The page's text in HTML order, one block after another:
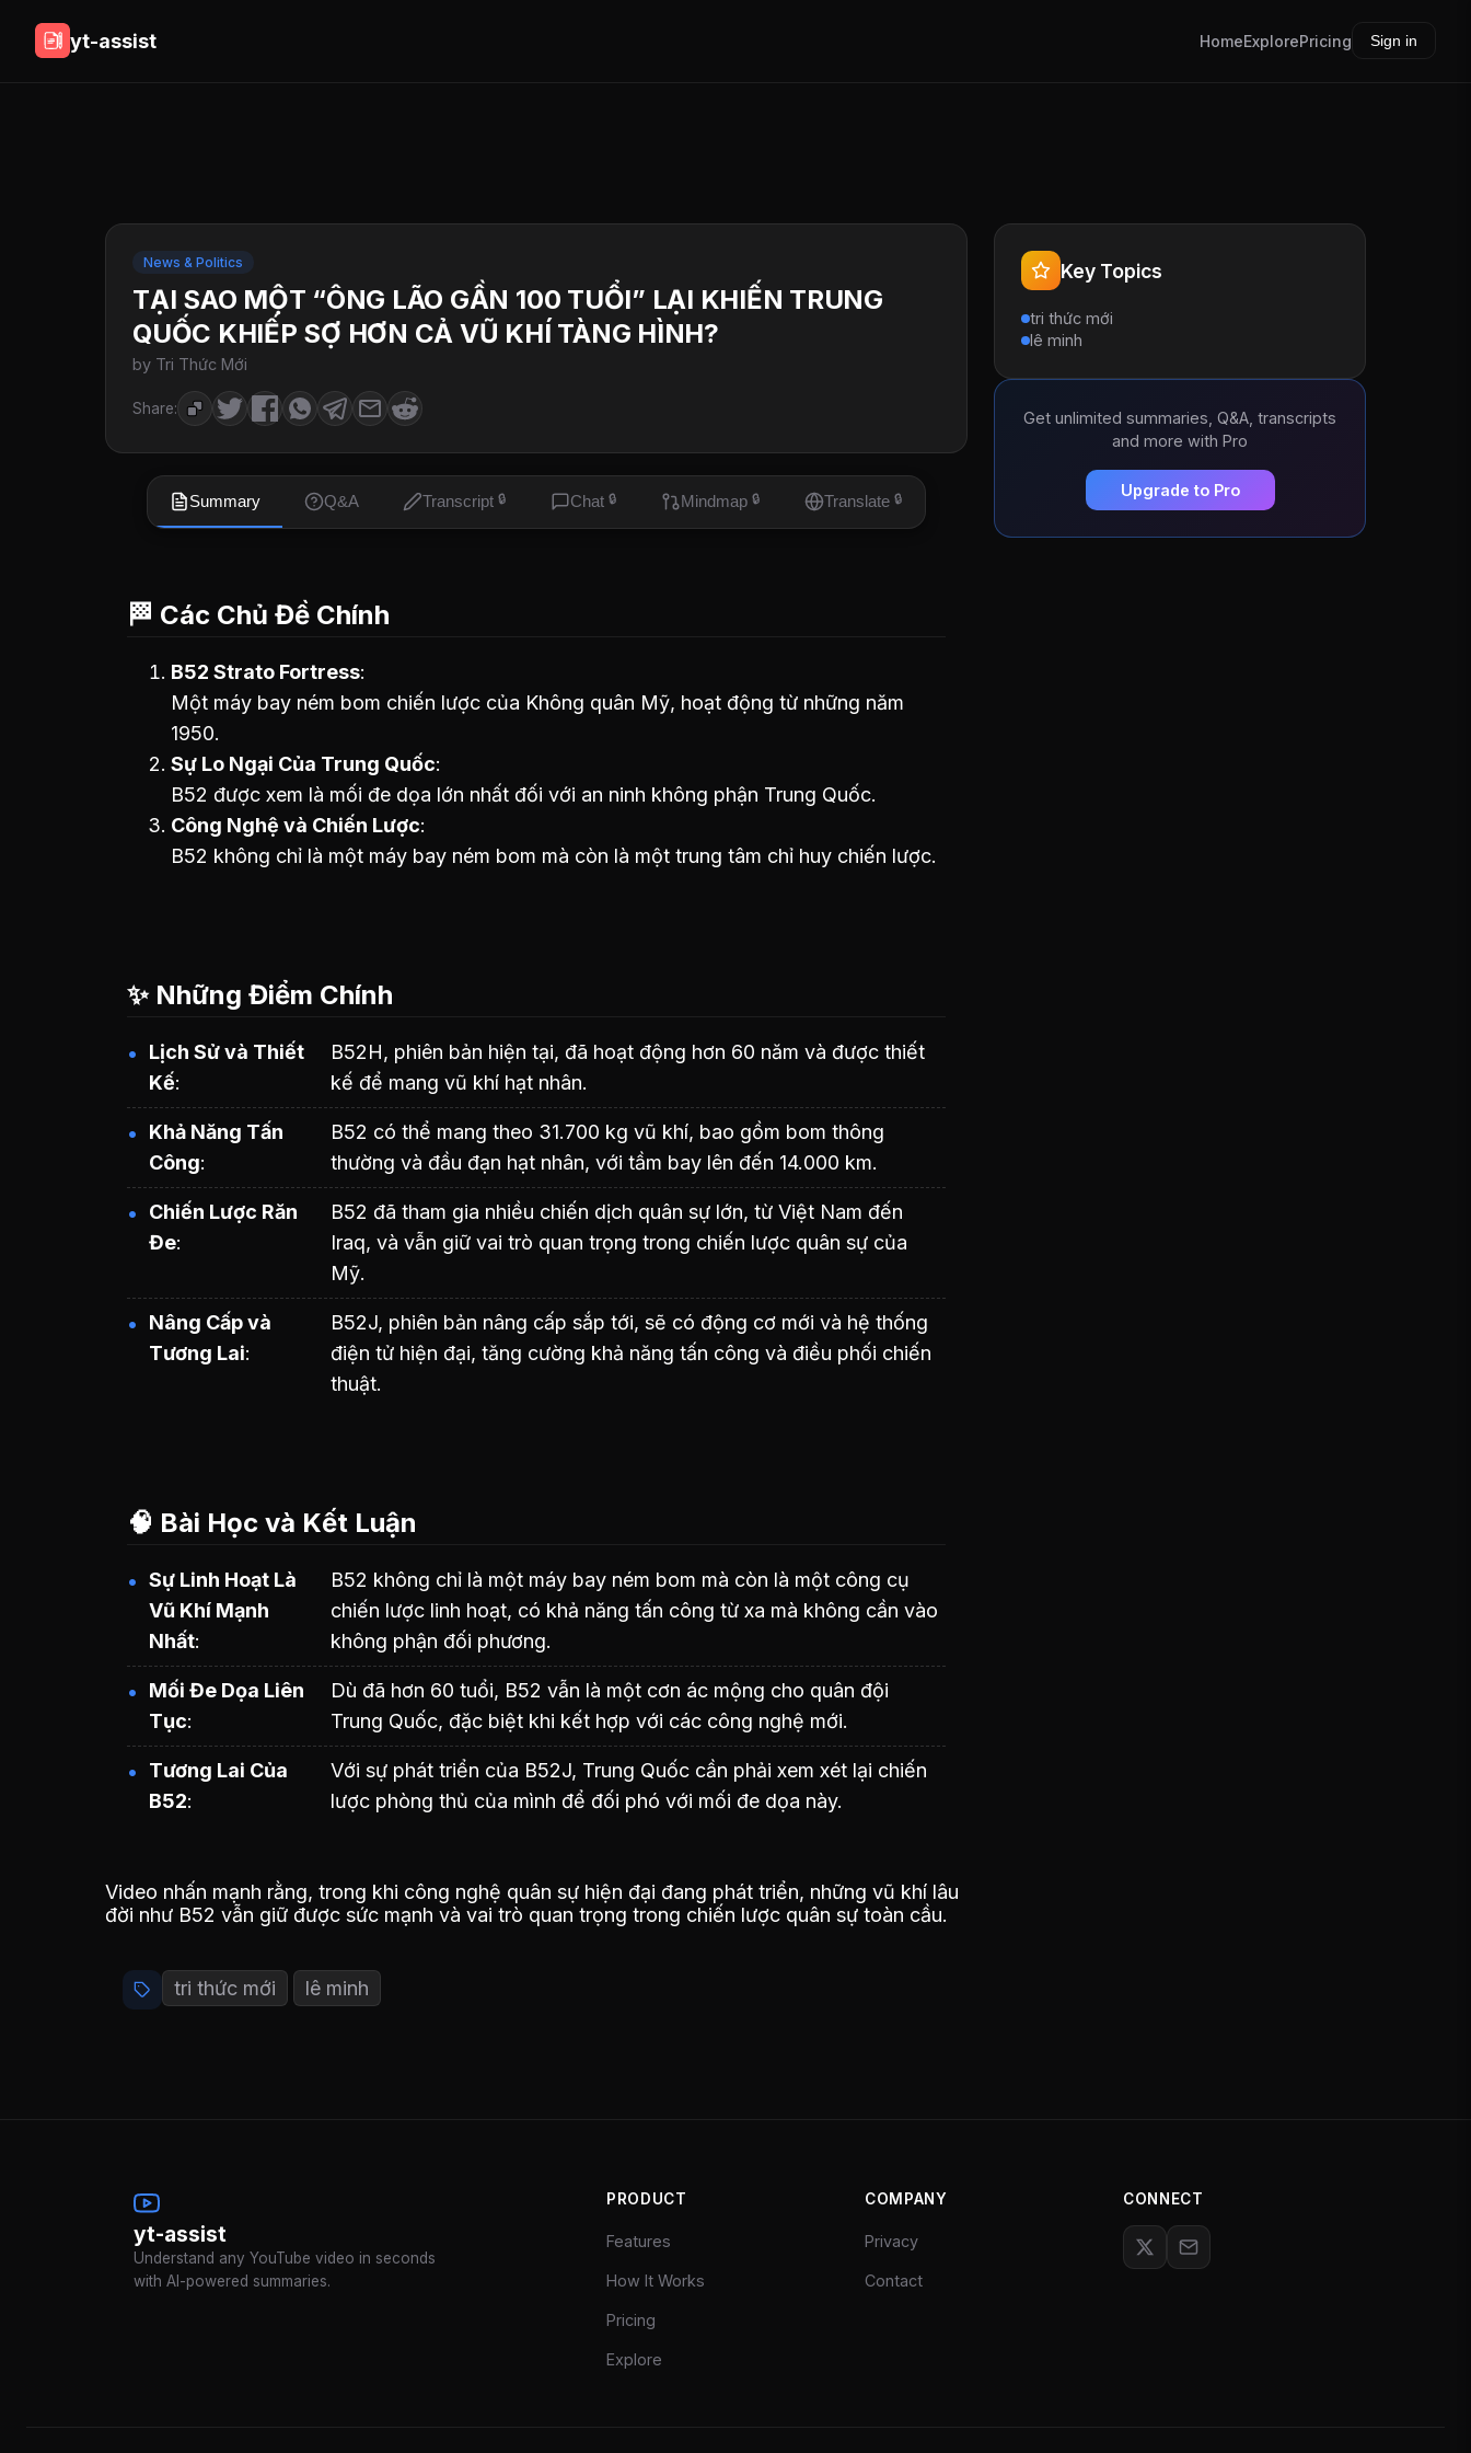
yt-assist HomeExplorePricing Sign in
News & Politics
TẠI SAO MỘT “ÔNG LÃO GẦN 100 TUỔI” LẠI KHIẾN TRUNG
QUỐC KHIẾP SỢ HƠN CẢ VŨ KHÍ TÀNG HÌNH?
by Tri Thức Mới
Share:
Summary Q&A Transcript 🔒 Chat 🔒 Mindmap 🔒 Translate 🔒
🏁 Các Chủ Đề Chính
B52 Strato Fortress
Một máy bay ném bom chiến lược của Không quân Mỹ, hoạt động từ những năm
1950.
Sự Lo Ngại Của Trung Quốc
B52 được xem là mối đe dọa lớn nhất đối với an ninh không phận Trung Quốc.
Công Nghệ và Chiến Lược
B52 không chỉ là một máy bay ném bom mà còn là một trung tâm chỉ huy chiến lược.
✨ Những Điểm Chính
Lịch Sử và Thiết
Kế
B52H, phiên bản hiện tại, đã hoạt động hơn 60 năm và được thiết
kế để mang vũ khí hạt nhân.
Khả Năng Tấn
Công
B52 có thể mang theo 31.700 kg vũ khí, bao gồm bom thông
thường và đầu đạn hạt nhân, với tầm bay lên đến 14.000 km.
Chiến Lược Răn
Đe
B52 đã tham gia nhiều chiến dịch quân sự lớn, từ Việt Nam đến
Iraq, và vẫn giữ vai trò quan trọng trong chiến lược quân sự của
Mỹ.
Nâng Cấp và
Tương Lai
B52J, phiên bản nâng cấp sắp tới, sẽ có động cơ mới và hệ thống
điện tử hiện đại, tăng cường khả năng tấn công và điều phối chiến
thuật.
🧠 Bài Học và Kết Luận
Sự Linh Hoạt Là
Vũ Khí Mạnh
Nhất
B52 không chỉ là một máy bay ném bom mà còn là một công cụ
chiến lược linh hoạt, có khả năng tấn công từ xa mà không cần vào
không phận đối phương.
Mối Đe Dọa Liên
Tục
Dù đã hơn 60 tuổi, B52 vẫn là một cơn ác mộng cho quân đội
Trung Quốc, đặc biệt khi kết hợp với các công nghệ mới.
Tương Lai Của
B52
Với sự phát triển của B52J, Trung Quốc cần phải xem xét lại chiến
lược phòng thủ của mình để đối phó với mối đe dọa này.
Video nhấn mạnh rằng, trong khi công nghệ quân sự hiện đại đang phát triển, những vũ khí lâu
đời như B52 vẫn giữ được sức mạnh và vai trò quan trọng trong chiến lược quân sự toàn cầu.
tri thức mới lê minh
Key Topics
tri thức mới
lê minh
Get unlimited summaries, Q&A, transcripts
and more with Pro
Upgrade to Pro
yt-assist
Understand any YouTube video in seconds
with AI-powered summaries.
PRODUCT
Features
How It Works
Pricing
Explore
COMPANY
Privacy
Contact
CONNECT